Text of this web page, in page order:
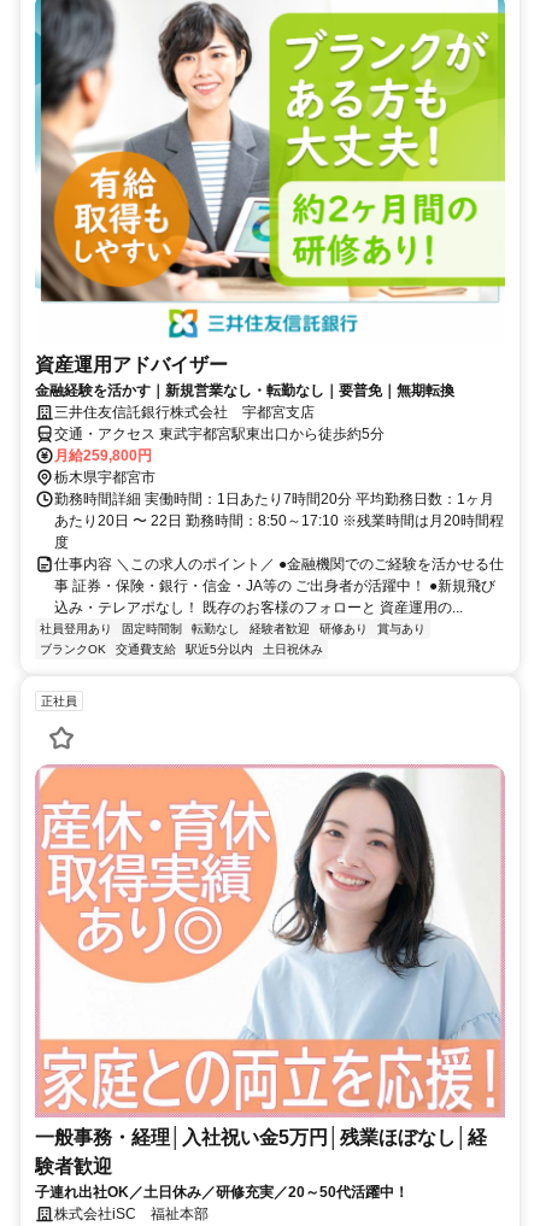
資産運用アドバイザー
金融経験を活かす｜新規営業なし・転勤なし｜要普免｜無期転換
三井住友信託銀行株式会社 宇都宮支店
交通・アクセス 東武宇都宮駅東出口から徒歩約5分
月給259,800円
栃木県宇都宮市
勤務時間詳細 実働時間：1日あたり7時間20分 平均勤務日数：1ヶ月
あたり20日 〜 22日 勤務時間：8:50～17:10 ※残業時間は月20時間程
度
仕事内容 ＼この求人のポイント／ ●金融機関でのご経験を活かせる仕
事 証券・保険・銀行・信金・JA等の ご出身者が活躍中！ ●新規飛び
込み・テレアポなし！ 既存のお客様のフォローと 資産運用の...
社員登用あり 固定時間制 転勤なし 経験者歓迎 研修あり
賞与あり
ブランクOK
交通費支給 駅近5分以内 土日祝休み
正社員
一般事務・経理│入社祝い金5万円│残業ほぼなし│経
験者歓迎
子連れ出社OK／土日休み／研修充実／20～50代活躍中！
株式会社iSC 福祉本部